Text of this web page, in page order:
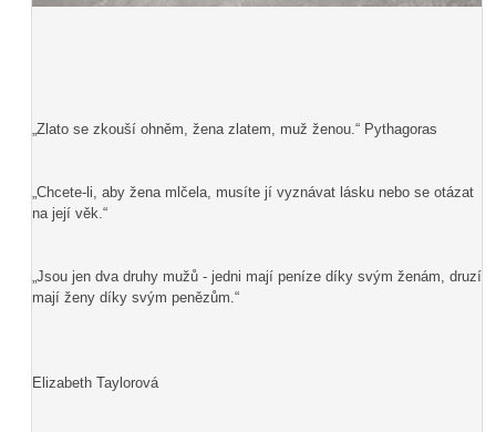
„Zlato se zkouší ohněm, žena zlatem, muž ženou.“ Pythagoras
„Chcete-li, aby žena mlčela, musíte jí vyznávat lásku nebo se otázat
na její věk.“
„Jsou jen dva druhy mužů - jedni mají peníze díky svým ženám, druzí
mají ženy díky svým penězům.“
Elizabeth Taylorová